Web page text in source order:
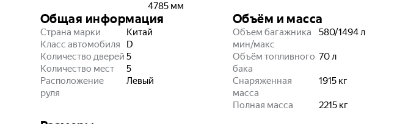
4785 мм
Общая информация
Страна марки
Китай
Класс автомобиля
D
Количество дверей 5
Количество мест
5
Расположение
руля
Левый
Объём и масса
Объем багажника
мин/макс
580/1494л
Объём топливного
бака
70л
Снаряженная
масса
1915 кг
Полная масса 2215 кг